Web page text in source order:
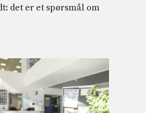
det er et spørsmål om